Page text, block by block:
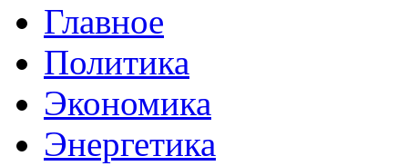
Главное
Политика
Экономика
Энергетика